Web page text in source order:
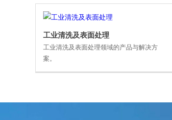
工业清洗及表面处理
工业清洗及表面处理领域的产品与解决方
案。